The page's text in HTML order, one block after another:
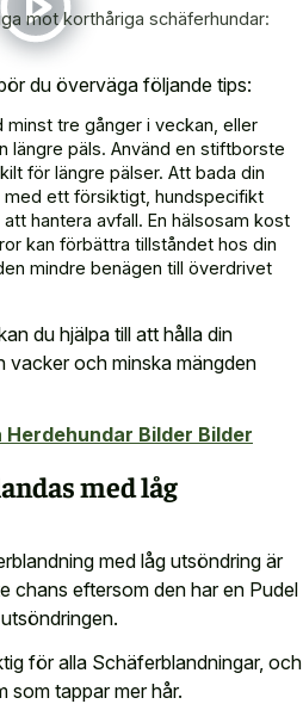
mot korthåriga schäferhundar:
du överväga följande tips:
minst tre gånger i veckan, eller
längre päls. Använd en stiftborste
för längre pälser. Att bada din
med ett försiktigt, hundspecifikt
hantera avfall. En hälsosam kost
kan förbättra tillståndet hos din
mindre benägen till överdrivet
du hjälpa till att hålla din
vacker och minska mängden
Herdehundar Bilder Bilder
med låg
med låg utsöndring är
chans eftersom den har en Pudel
för alla Schäferblandningar, och
som tappar mer hår.